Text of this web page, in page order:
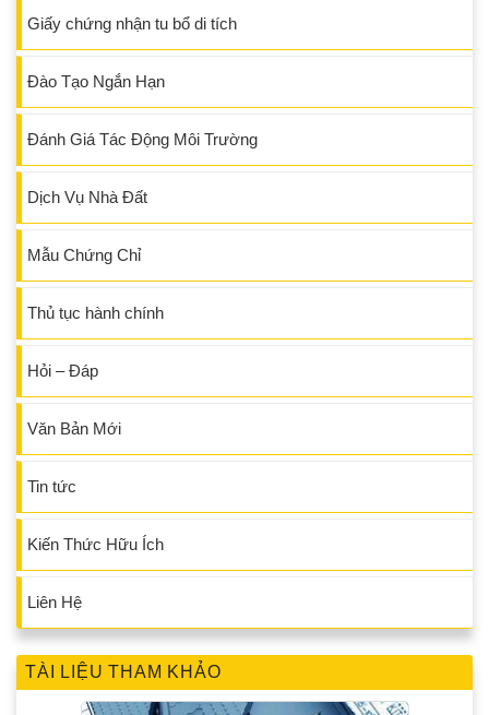
Giấy chứng nhận tu bổ di tích
Đào Tạo Ngắn Hạn
Đánh Giá Tác Động Môi Trường
Dịch Vụ Nhà Đất
Mẫu Chứng Chỉ
Thủ tục hành chính
Hỏi – Đáp
Văn Bản Mới
Tin tức
Kiến Thức Hữu Ích
Liên Hệ
TÀI LIỆU THAM KHẢO